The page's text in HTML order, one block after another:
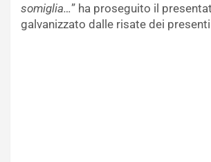
somiglia…” ha proseguito il
galvanizzato dalle risate dei